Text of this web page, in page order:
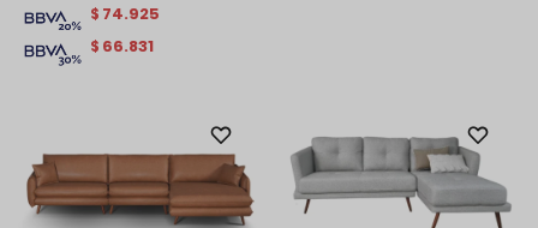
$ 66.831
$ 74.925